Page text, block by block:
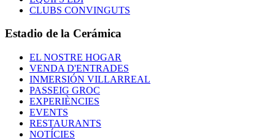
CLUBS CONVINGUTS
Estadio de la Cerámica
EL NOSTRE HOGAR
VENDA D'ENTRADES
INMERSIÓN VILLARREAL
PASSEIG GROC
EXPERIÈNCIES
EVENTS
RESTAURANTS
NOTÍCIES